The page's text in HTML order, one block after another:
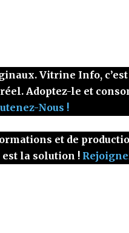
Vitrine Info,
Adoptez-le et
Nous !
et de
est la solution !